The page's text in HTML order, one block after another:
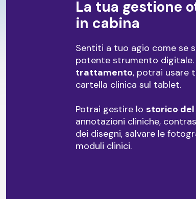
La tua gestione
in cabina
Sentiti a tuo agio come se
potente strumento digitale.
trattamento, potrai usare
cartella clinica sul tablet.
Potrai gestire lo storico del
annotazioni cliniche,
dei disegni, salvare le
moduli clinici.